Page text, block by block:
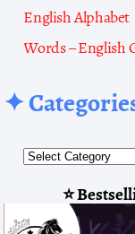
English Alphabet
Words – English
✦
⭐